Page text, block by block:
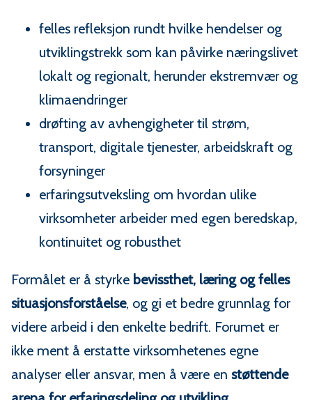
felles refleksjon rundt hvilke hendelser og
utviklingstrekk som kan påvirke næringslivet
lokalt og regionalt, herunder ekstremvær og
klimaendringer
drøfting av avhengigheter til strøm,
transport, digitale tjenester, arbeidskraft og
forsyninger
erfaringsutveksling om hvordan ulike
virksomheter arbeider med egen beredskap,
kontinuitet og robusthet
Formålet er å styrke bevissthet, læring og felles
situasjonsforståelse, og gi et bedre grunnlag for
videre arbeid i den enkelte bedrift. Forumet er
ikke ment å erstatte virksomhetenes egne
analyser eller ansvar, men å være en støttende